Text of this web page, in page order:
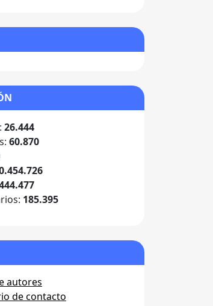
26.444
60.870
185.395
autores
de contacto